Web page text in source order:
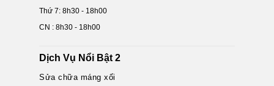
Thứ 7: 8h30 - 18h00
CN : 8h30 - 18h00
Dịch Vụ Nổi Bật 2
Sửa chữa máng xối